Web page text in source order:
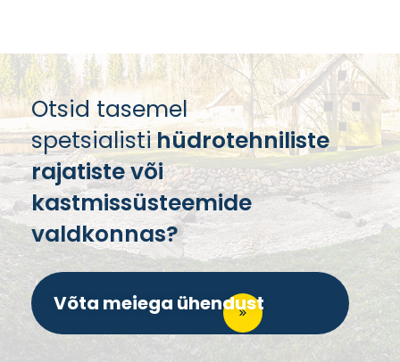
Otsid tasemel
spetsialistihüdrotehniliste
rajatiste või
kastmissüsteemide
valdkonnas?
Võta meiega ühendust